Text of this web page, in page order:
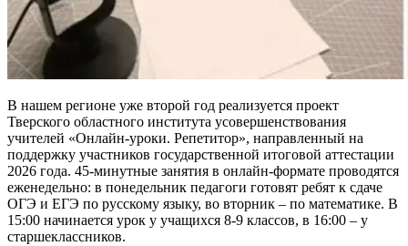
В нашем регионе уже второй год реализуется проект
Тверского областного института усовершенствования
учителей «Онлайн-уроки. Репетитор», направленный на
поддержку участников государственной итоговой аттестации
2026 года. 45-минутные занятия в онлайн-формате проводятся
еженедельно: в понедельник педагоги готовят ребят к сдаче
ОГЭ и ЕГЭ по русскому языку, во вторник – по математике. В
15:00 начинается урок у учащихся 8-9 классов, в 16:00 – у
старшеклассников.